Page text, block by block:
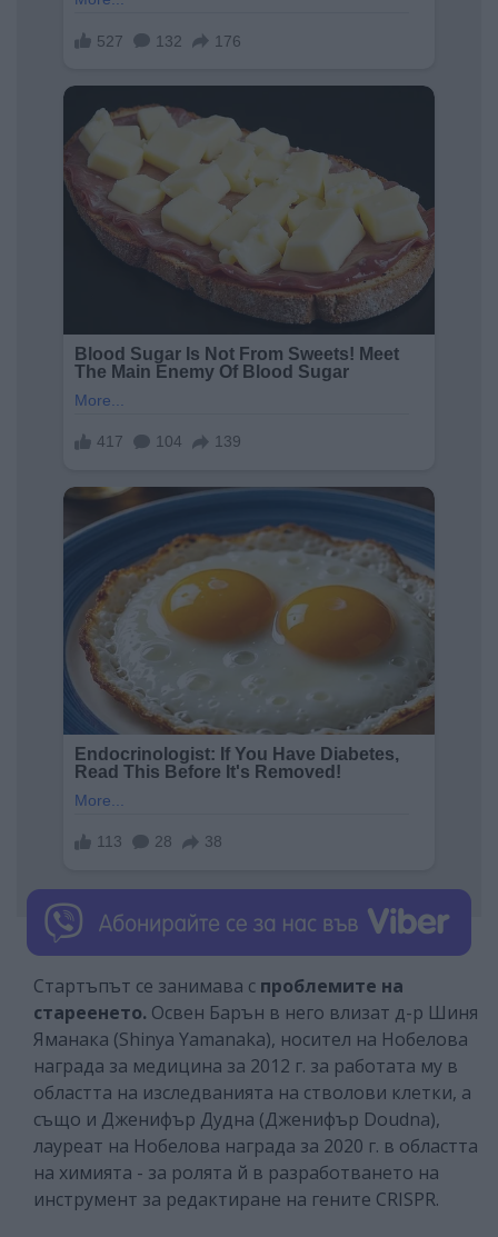
Стартъпът се занимава с проблемите на
стареенето. Освен Барън в него влизат д-р Шиня
Яманака (Shinya Yamanaka), носител на Нобелова
награда за медицина за 2012 г. за работата му в
областта на изследванията на стволови клетки, а
също и Дженифър Дудна (Дженифър Doudna),
лауреат на Нобелова награда за 2020 г. в областта
на химията - за ролята й в разработването на
инструмент за редактиране на гените CRISPR.